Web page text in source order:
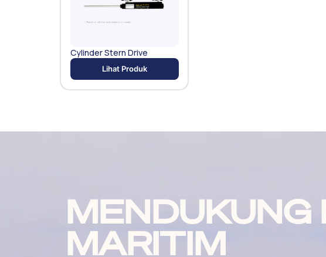
Cylinder Stern Drive
Lihat Produk
MENDUKUNG
MARITIM